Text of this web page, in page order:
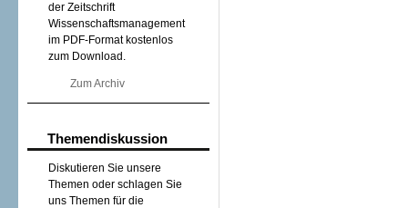
der Zeitschrift
Wissenschaftsmanagement
im PDF-Format kostenlos
zum Download.
Zum Archiv
Themendiskussion
Diskutieren Sie unsere
Themen oder schlagen Sie
uns Themen für die